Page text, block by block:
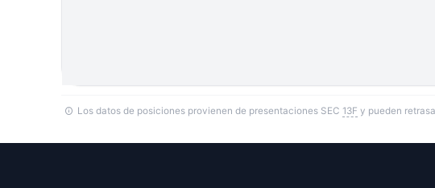
Los datos de posiciones provienen de presentaciones SEC 13F y pueden